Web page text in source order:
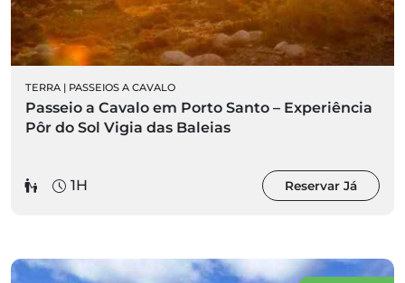
TERRA | PASSEIOS A CAVALO
Passeio a Cavalo em Porto Santo – Experiência
Pôr do Sol Vigia das Baleias
1H Reservar Já